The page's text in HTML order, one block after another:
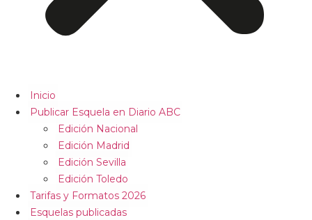
Inicio
Publicar Esquela en Diario ABC
Edición Nacional
Edición Madrid
Edición Sevilla
Edición Toledo
Tarifas y Formatos 2026
Esquelas publicadas